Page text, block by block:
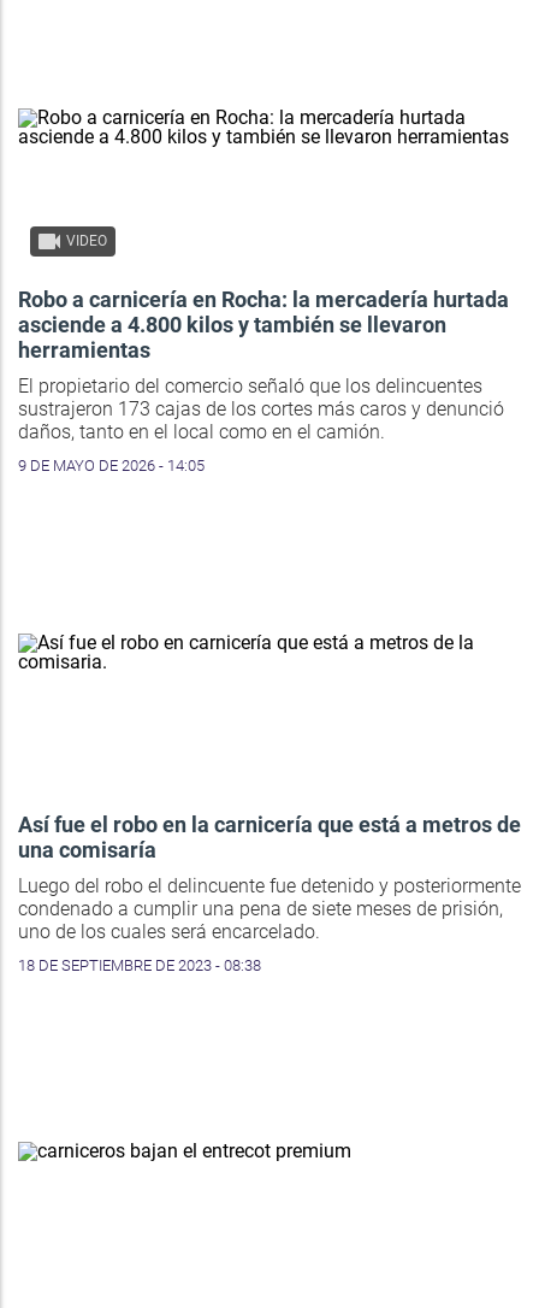
VIDEO
Robo a carnicería en Rocha: la mercadería hurtada
asciende a 4.800 kilos y también se llevaron
herramientas
El propietario del comercio señaló que los delincuentes
sustrajeron 173 cajas de los cortes más caros y denunció
daños, tanto en el local como en el camión.
9 DE MAYO DE 2026 - 14:05
Así fue el robo en la carnicería que está a metros de
una comisaría
Luego del robo el delincuente fue detenido y posteriormente
condenado a cumplir una pena de siete meses de prisión,
uno de los cuales será encarcelado.
18 DE SEPTIEMBRE DE 2023 - 08:38